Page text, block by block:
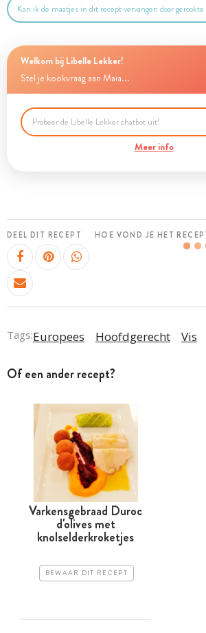
Kan ik de maatjes in dit recept vervangen door
Welkom bij Libelle Lekker!
Stel je kookvraag aan Maia...
Meer info
DEEL DIT RECEPT HOE VOND JE HET
Tags:Europees Hoofdgerecht Vis
Of een ander recept?
Varkensgebraad Duroc
d'olives met
knolselderkroketjes
BEWAAR DIT RECEPT